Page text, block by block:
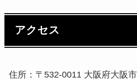
アクセス
住所：〒532-0011 大阪府大阪